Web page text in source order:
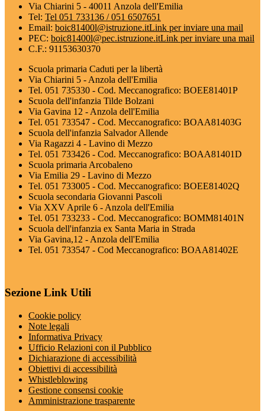
Via Chiarini 5 - 40011 Anzola dell'Emilia
Tel: Tel 051 733136 / 051 6507651
Email: boic81400l@istruzione.itLink per inviare una mail
PEC: boic81400l@pec.istruzione.itLink per inviare una mail
C.F.: 91153630370
Scuola primaria Caduti per la libertà
Via Chiarini 5 - Anzola dell'Emilia
Tel. 051 735330 - Cod. Meccanografico: BOEE81401P
Scuola dell'infanzia Tilde Bolzani
Via Gavina 12 - Anzola dell'Emilia
Tel. 051 733547 - Cod. Meccanografico: BOAA81403G
Scuola dell'infanzia Salvador Allende
Via Ragazzi 4 - Lavino di Mezzo
Tel. 051 733426 - Cod. Meccanografico: BOAA81401D
Scuola primaria Arcobaleno
Via Emilia 29 - Lavino di Mezzo
Tel. 051 733005 - Cod. Meccanografico: BOEE81402Q
Scuola secondaria Giovanni Pascoli
Via XXV Aprile 6 - Anzola dell'Emilia
Tel. 051 733233 - Cod. Meccanografico: BOMM81401N
Scuola dell'infanzia ex Santa Maria in Strada
Via Gavina,12 - Anzola dell'Emilia
Tel. 051 733547 - Cod Meccanografico: BOAA81402E
Sezione Link Utili
Cookie policy
Note legali
Informativa Privacy
Ufficio Relazioni con il Pubblico
Dichiarazione di accessibilità
Obiettivi di accessibilità
Whistleblowing
Gestione consensi cookie
Amministrazione trasparente